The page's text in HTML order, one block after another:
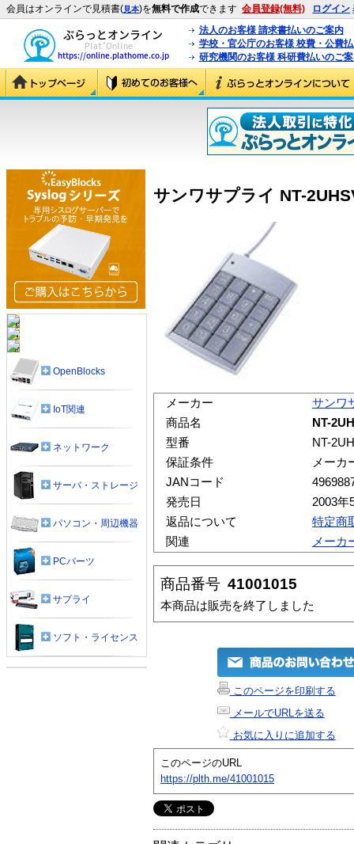
会員はオンラインで見積書(見本)を無料で作成できます 会員登録(無料) ログイン
法人のお客様 請求書払いのご案内
学校・官公庁のお客様 校費・公費
研究機関のお客様 科研費払いのご
サンワサプライ NT-
メーカー
サンワ
商品名
NT-
型番
NT-
保証条件
メーカ
JANコード
発売日
2003年
返品について
特定商
関連
メーカ
商品番号 41001015
本商品は販売を終了しました
このページを印刷する
メールでURLを送る
お気に入りに追加する
このページのURL
https://plth.me/41001015
OpenBlocks
IoT関連
ネットワーク
サーバ・ストレージ
パソコン・周辺機器
PCパーツ
サプライ
ソフト・ライセンス